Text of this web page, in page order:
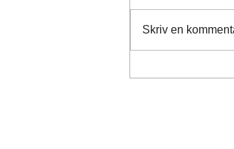
Toolsinvent
Skriv en